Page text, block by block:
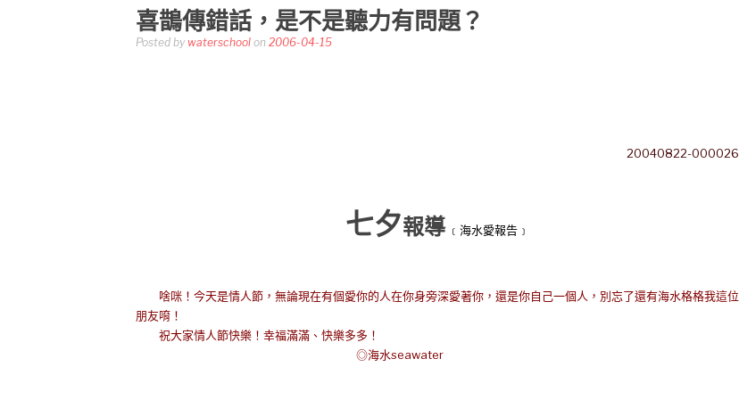
喜鵲傳錯話，是不是聽力有問題？
Posted by waterschool on 2006-04-15
20040822-000026
七夕報導 ﹝海水愛報告﹞
啥咪！今天是情人節，無論現在有個愛你的人在你身旁深愛著你，還是你自己一個人，別忘了還有海水格格我這位
朋友唷！
祝大家情人節快樂！幸福滿滿、快樂多多！
◎海水seawater